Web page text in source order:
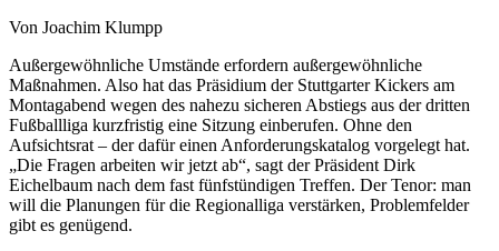
Von Joachim Klumpp
Außergewöhnliche Umstände erfordern außergewöhnliche
Maßnahmen. Also hat das Präsidium der Stuttgarter Kickers am
Montagabend wegen des nahezu sicheren Abstiegs aus der dritten
Fußballliga kurzfristig eine Sitzung einberufen. Ohne den
Aufsichtsrat – der dafür einen Anforderungskatalog vorgelegt hat.
„Die Fragen arbeiten wir jetzt ab“, sagt der Präsident Dirk
Eichelbaum nach dem fast fünfstündigen Treffen. Der Tenor: man
will die Planungen für die Regionalliga verstärken, Problemfelder
gibt es genügend.